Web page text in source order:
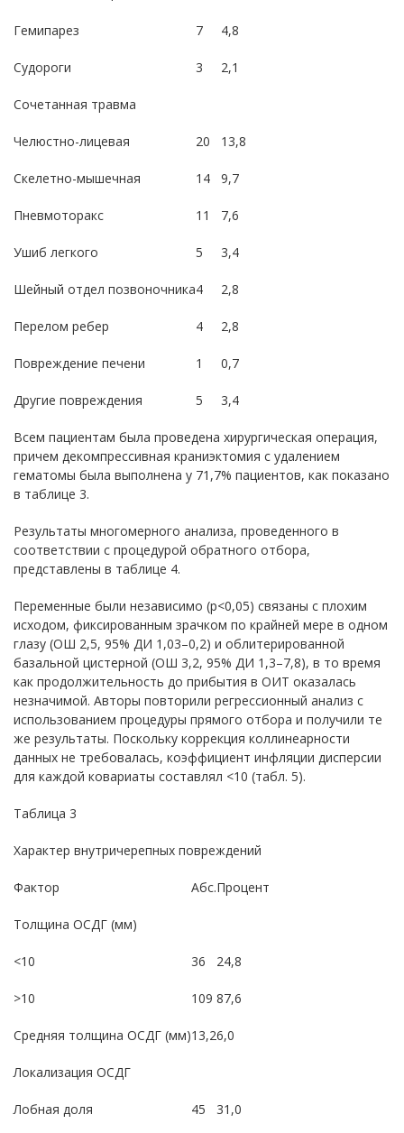
Гемипарез 7 4,8
Судороги 3 2,1
Сочетанная травма
Челюстно-лицевая 20 13,8
Скелетно-мышечная 14 9,7
Пневмоторакс 11 7,6
Ушиб легкого 5 3,4
Шейный отдел позвоночника4 2,8
Перелом ребер 4 2,8
Повреждение печени 1 0,7
Другие повреждения 5 3,4
Всем пациентам была проведена хирургическая операция,
причем декомпрессивная краниэктомия с удалением
гематомы была выполнена у 71,7% пациентов, как показано
в таблице 3.
Результаты многомерного анализа, проведенного в
соответствии с процедурой обратного отбора,
представлены в таблице 4.
Переменные были независимо (р<0,05) связаны с плохим
исходом, фиксированным зрачком по крайней мере в одном
глазу (ОШ 2,5, 95% ДИ 1,03–0,2) и облитерированной
базальной цистерной (ОШ 3,2, 95% ДИ 1,3–7,8), в то время
как продолжительность до прибытия в ОИТ оказалась
незначимой. Авторы повторили регрессионный анализ с
использованием процедуры прямого отбора и получили те
же результаты. Поскольку коррекция коллинеарности
данных не требовалась, коэффициент инфляции дисперсии
для каждой ковариаты составлял <10 (табл. 5).
Таблица 3
Характер внутричерепных повреждений
Фактор Абс.Процент
Толщина ОСДГ (мм)
<10 36 24,8
>10 109 87,6
Средняя толщина ОСДГ (мм)13,26,0
Локализация ОСДГ
Лобная доля 45 31,0